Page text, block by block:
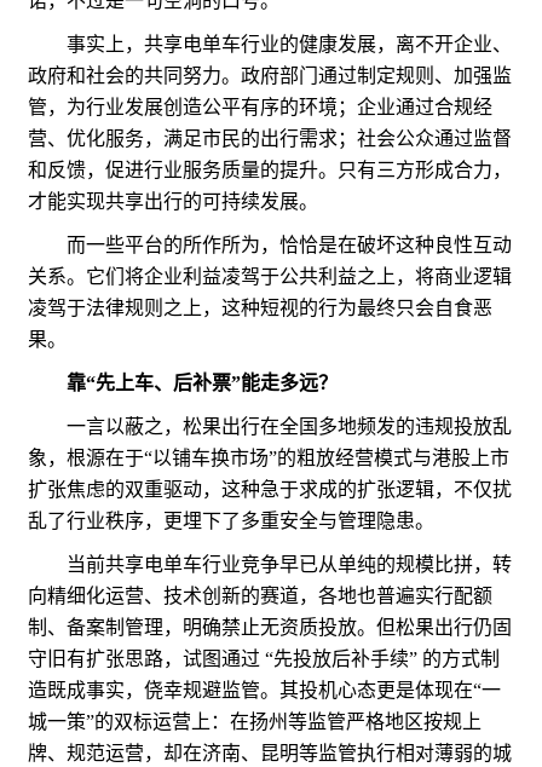
事实上，共享电单车行业的健康发展，离不开企业、
政府和社会的共同努力。政府部门通过制定规则、加强监
管，为行业发展创造公平有序的环境；企业通过合规经
营、优化服务，满足市民的出行需求；社会公众通过监督
和反馈，促进行业服务质量的提升。只有三方形成合力，
才能实现共享出行的可持续发展。
而一些平台的所作所为，恰恰是在破坏这种良性互动
关系。它们将企业利益凌驾于公共利益之上，将商业逻辑
凌驾于法律规则之上，这种短视的行为最终只会自食恶
果。
靠“先上车、后补票”能走多远？
一言以蔽之，松果出行在全国多地频发的违规投放乱
象，根源在于“以铺车换市场”的粗放经营模式与港股上市
扩张焦虑的双重驱动，这种急于求成的扩张逻辑，不仅扰
乱了行业秩序，更埋下了多重安全与管理隐患。
当前共享电单车行业竞争早已从单纯的规模比拼，转
向精细化运营、技术创新的赛道，各地也普遍实行配额
制、备案制管理，明确禁止无资质投放。但松果出行仍固
守旧有扩张思路，试图通过 “先投放后补手续” 的方式制
造既成事实，侥幸规避监管。其投机心态更是体现在“一
城一策”的双标运营上：在扬州等监管严格地区按规上
牌、规范运营，却在济南、昆明等监管执行相对薄弱的城